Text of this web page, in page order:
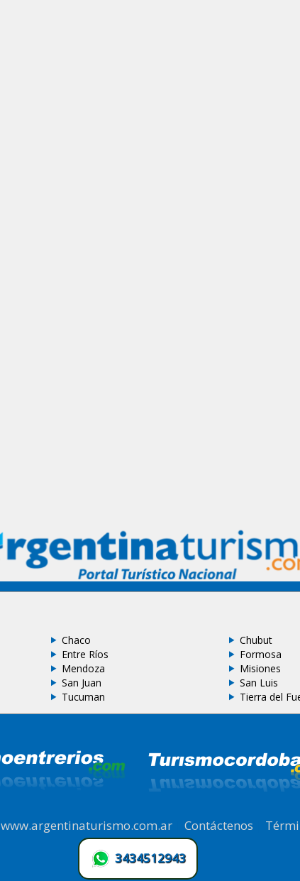
Chaco Chubut
Entre Ríos Formosa
Mendoza Misiones
San Juan San Luis
Tucuman Tierra del
www.argentinaturismo.com.ar| Contáctenos
3434512943